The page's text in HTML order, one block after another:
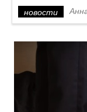
новости